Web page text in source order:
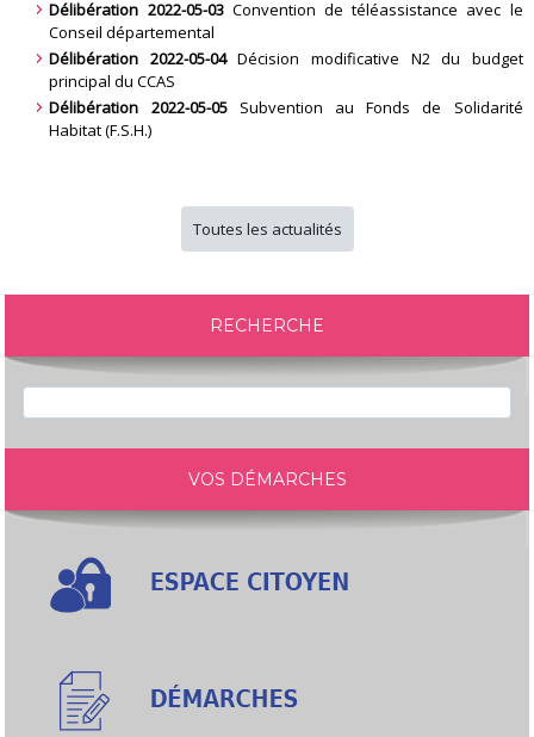
Délibération 2022-05-03Convention de téléassistance avec le
Conseil départemental
Délibération 2022-05-04Décision modificative N2 du budget
principal du CCAS
Délibération 2022-05-05Subvention au Fonds de Solidarité
Habitat (F.S.H.)
Toutes les actualités
RECHERCHE
VOS DÉMARCHES